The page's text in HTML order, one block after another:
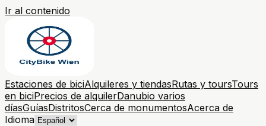
Ir al contenido
Estaciones de biciAlquileres y tiendasRutas y toursTours
en biciPrecios de alquilerDanubio varios
díasGuíasDistritosCerca de monumentosAcerca de
Idioma